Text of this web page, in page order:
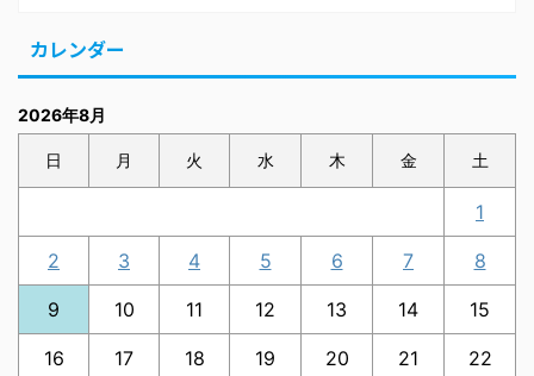
カレンダー
2026年8月
日 月 火 水 木 金 土
1
2 3 4 5 6 7 8
9 10 11 12 13 14 15
16 17 18 19 20 21 22